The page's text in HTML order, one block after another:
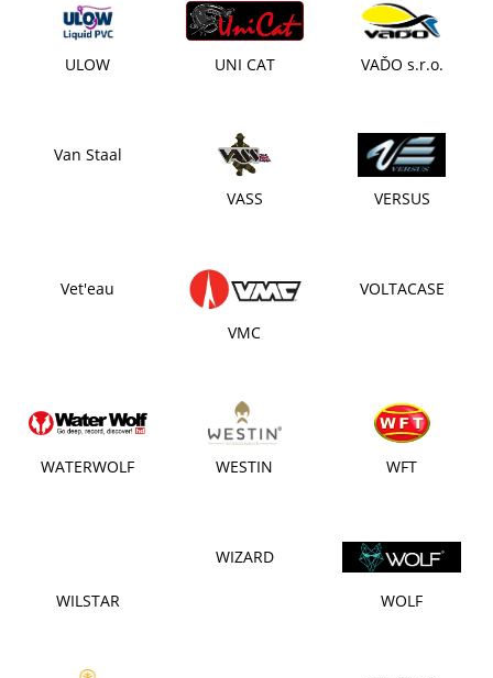
ULOW UNI CAT VAĎO s.r.o.
Van Staal
VASS VERSUS
Vet'eau
VMC
VOLTACASE
WATERWOLF WESTIN WFT
WILSTAR
WIZARD
WOLF